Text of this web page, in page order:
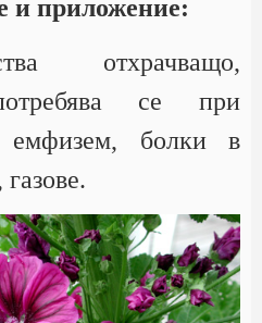
и приложение:
отхрачващо,
се при
емфизем, болки в